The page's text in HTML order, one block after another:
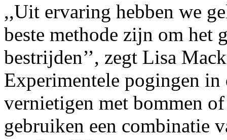
,,Uit ervaring hebben we
beste methode zijn om het
bestrijden’’, zegt Lisa
Experimentele pogingen
vernietigen met bommen
gebruiken een combinatie